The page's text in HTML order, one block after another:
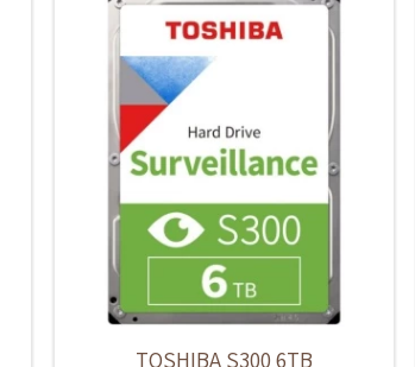
TOSHIBA S300 6TB